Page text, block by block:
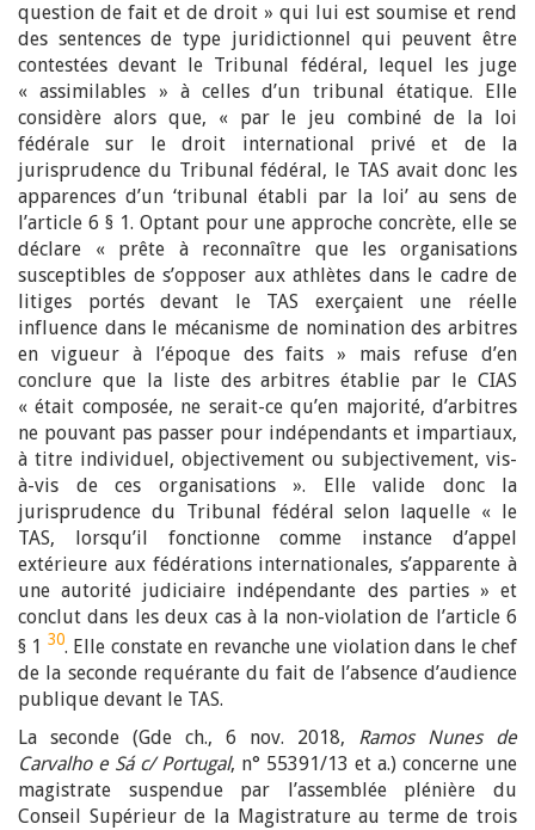
question de fait et de droit » qui lui est soumise et rend
des sentences de type juridictionnel qui peuvent être
contestées devant le Tribunal fédéral, lequel les juge
« assimilables » à celles d’un tribunal étatique. Elle
considère alors que, « par le jeu combiné de la loi
fédérale sur le droit international privé et de la
jurisprudence du Tribunal fédéral, le TAS avait donc les
apparences d’un ‘tribunal établi par la loi’ au sens de
l’article 6 § 1. Optant pour une approche concrète, elle se
déclare « prête à reconnaître que les organisations
susceptibles de s’opposer aux athlètes dans le cadre de
litiges portés devant le TAS exerçaient une réelle
influence dans le mécanisme de nomination des arbitres
en vigueur à l’époque des faits » mais refuse d’en
conclure que la liste des arbitres établie par le CIAS
« était composée, ne serait-ce qu’en majorité, d’arbitres
ne pouvant pas passer pour indépendants et impartiaux,
à titre individuel, objectivement ou subjectivement, vis-
à-vis de ces organisations ». Elle valide donc la
jurisprudence du Tribunal fédéral selon laquelle « le
TAS, lorsqu’il fonctionne comme instance d’appel
extérieure aux fédérations internationales, s’apparente à
une autorité judiciaire indépendante des parties » et
conclut dans les deux cas à la non-violation de l’article 6
§ 1 30. Elle constate en revanche une violation dans le chef
de la seconde requérante du fait de l’absence d’audience
publique devant le TAS.
La seconde (Gde ch., 6 nov. 2018, Ramos Nunes de
Carvalho e Sá c/ Portugal, n° 55391/13 et a.) concerne une
magistrate suspendue par l’assemblée plénière du
Conseil Supérieur de la Magistrature au terme de trois